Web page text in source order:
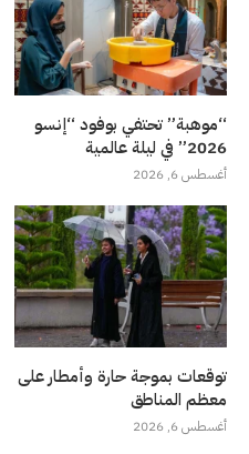
“موهبة” تحتفي بوفود “إنسو
2026” في ليلة عالمية
أغسطس 6, 2026
توقعات بموجة حارة وأمطار على
معظم المناطق
أغسطس 6, 2026